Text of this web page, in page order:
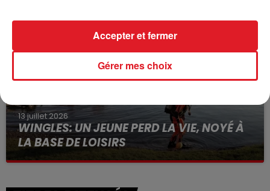
à des prostituées
13 juillet 2026
WINGLES: UN JEUNE PERD LA VIE, NOYÉ À
LA BASE DE LOISIRS
La victime a coulé à pic
Gérer mes choix
Accepter et fermer